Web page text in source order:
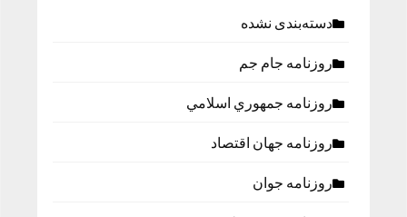
دسته‌بندی نشده
روزنامه جام جم
روزنامه جمهوري اسلامي
روزنامه جهان اقتصاد
روزنامه جوان